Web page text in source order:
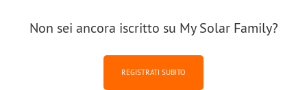
Non sei ancora iscritto su My Solar Family?
REGISTRATI SUBITO